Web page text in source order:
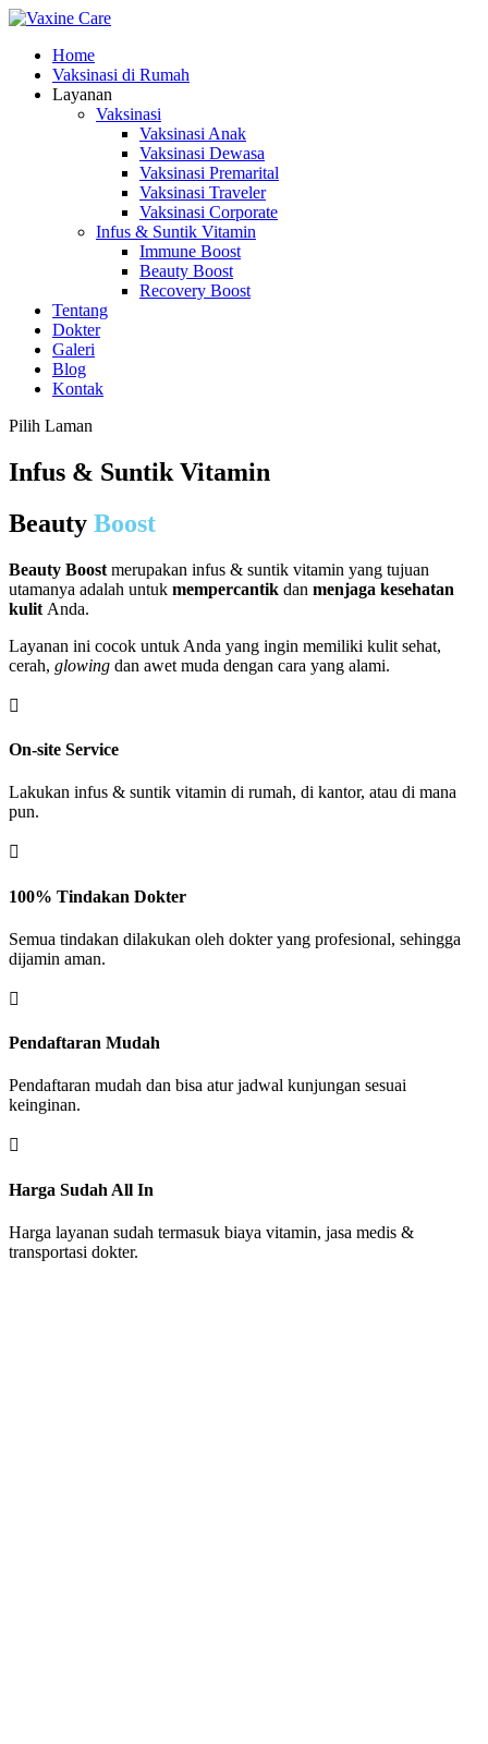
Home
Vaksinasi di Rumah
Layanan
Vaksinasi
Vaksinasi Anak
Vaksinasi Dewasa
Vaksinasi Premarital
Vaksinasi Traveler
Vaksinasi Corporate
Infus & Suntik Vitamin
Immune Boost
Beauty Boost
Recovery Boost
Tentang
Dokter
Galeri
Blog
Kontak
Pilih Laman
Infus & Suntik Vitamin
Beauty Boost
Beauty Boost merupakan infus & suntik vitamin yang tujuan
utamanya adalah untuk mempercantik dan menjaga kesehatan
kulit Anda.
Layanan ini cocok untuk Anda yang ingin memiliki kulit sehat,
cerah, glowing dan awet muda dengan cara yang alami.

On-site Service
Lakukan infus & suntik vitamin di rumah, di kantor, atau di mana
pun.

100% Tindakan Dokter
Semua tindakan dilakukan oleh dokter yang profesional, sehingga
dijamin aman.

Pendaftaran Mudah
Pendaftaran mudah dan bisa atur jadwal kunjungan sesuai
keinginan.

Harga Sudah All In
Harga layanan sudah termasuk biaya vitamin, jasa medis &
transportasi dokter.